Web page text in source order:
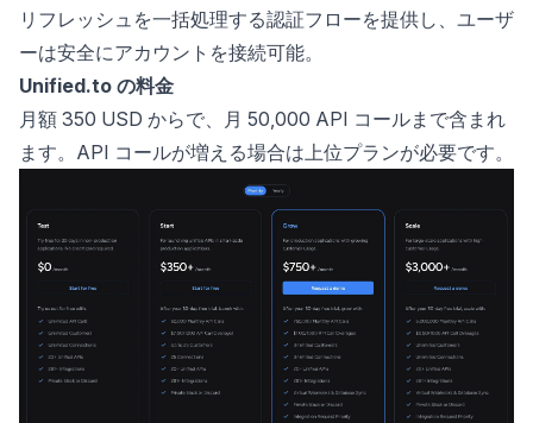
リフレッシュを一括処理する認証フローを提供し、ユーザ
ーは安全にアカウントを接続可能。
Unified.to の料金
月額 350 USD からで、月 50,000 API コールまで含まれ
ます。API コールが増える場合は上位プランが必要です。